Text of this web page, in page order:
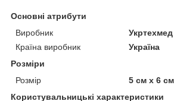
Основні атрибути
Виробник
Укртехмед
Країна виробник
Україна
Розміри
Розмір
5 см х 6 см
Користувальницькі характеристики